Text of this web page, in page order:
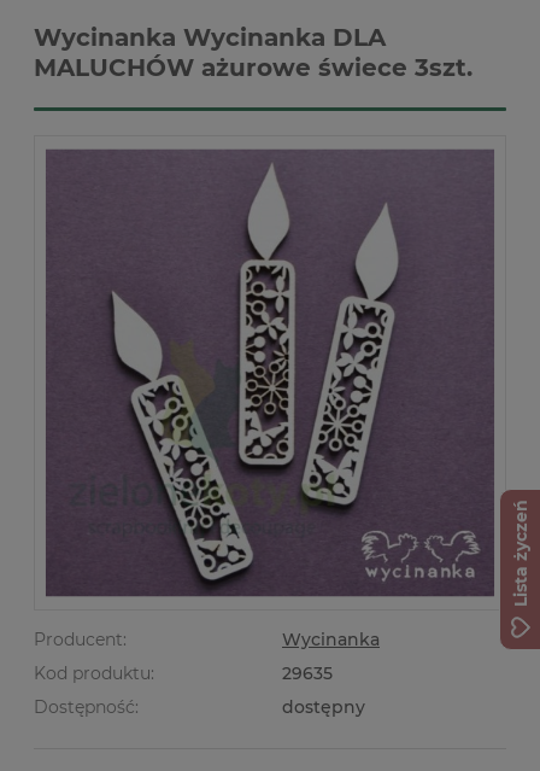
Wycinanka Wycinanka DLA
MALUCHÓW ażurowe świece 3szt.
Producent:
Wycinanka
Kod produktu:
29635
Dostępność:
dostępny
Lista życzeń